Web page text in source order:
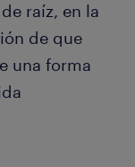
raíz, en la
de que
una forma